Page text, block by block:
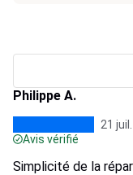
Philippe A.
21
Avis vérifié
Simplicité de la